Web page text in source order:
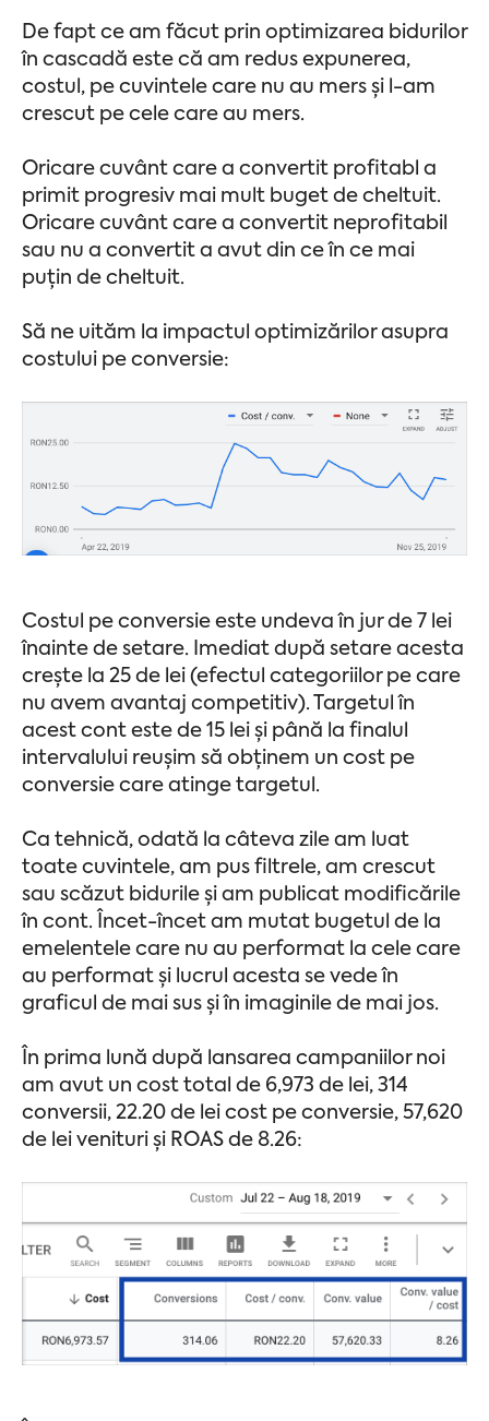
De fapt ce am făcut prin optimizarea bidurilor
în cascadă este că am redus expunerea,
costul, pe cuvintele care nu au mers și l-am
crescut pe cele care au mers.
Oricare cuvânt care a convertit profitabl a
primit progresiv mai mult buget de cheltuit.
Oricare cuvânt care a convertit neprofitabil
sau nu a convertit a avut din ce în ce mai
puțin de cheltuit.
Să ne uităm la impactul optimizărilor asupra
costului pe conversie:
Costul pe conversie este undeva în jur de 7 lei
înainte de setare. Imediat după setare acesta
crește la 25 de lei (efectul categoriilor pe care
nu avem avantaj competitiv). Targetul în
acest cont este de 15 lei și până la finalul
intervalului reușim să obținem un cost pe
conversie care atinge targetul.
Ca tehnică, odată la câteva zile am luat
toate cuvintele, am pus filtrele, am crescut
sau scăzut bidurile și am publicat modificările
în cont. Încet-încet am mutat bugetul de la
emelentele care nu au performat la cele care
au performat și lucrul acesta se vede în
graficul de mai sus și în imaginile de mai jos.
În prima lună după lansarea campaniilor noi
am avut un cost total de 6,973 de lei, 314
conversii, 22.20 de lei cost pe conversie, 57,620
de lei venituri și ROAS de 8.26: